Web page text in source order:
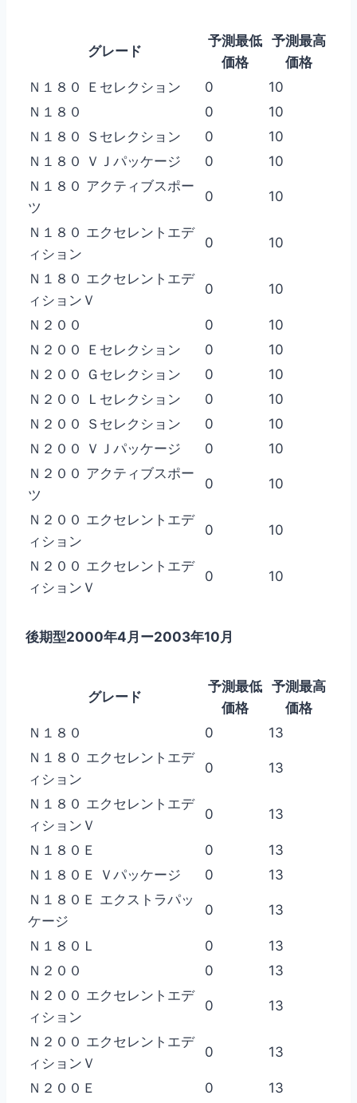
グレード
予測最低
価格
予測最高
価格
Ｎ１８０ Ｅセレクション
0
10
Ｎ１８０
0
10
Ｎ１８０ Ｓセレクション
0
10
Ｎ１８０ ＶＪパッケージ
0
10
Ｎ１８０ アクティブスポー
ツ
0 10
Ｎ１８０ エクセレントエデ
ィション
0 10
Ｎ１８０ エクセレントエデ
ィションＶ
0 10
Ｎ２００ 0
10
Ｎ２００ Ｅセレクション
0
10
Ｎ２００ Ｇセレクション
0
10
Ｎ２００ Ｌセレクション
0
10
Ｎ２００ Ｓセレクション
0
10
Ｎ２００ ＶＪパッケージ
0
10
Ｎ２００ アクティブスポー
ツ
0 10
Ｎ２００ エクセレントエデ
ィション
0 10
Ｎ２００ エクセレントエデ
ィションＶ
0 10
後期型2000年4月ー2003年10月
グレード
予測最低
価格
予測最高
価格
Ｎ１８０
0
13
Ｎ１８０ エクセレントエデ
ィション
0 13
Ｎ１８０ エクセレントエデ
ィションＶ
0 13
Ｎ１８０Ｅ 0
13
Ｎ１８０Ｅ Ｖパッケージ
0
13
Ｎ１８０Ｅ エクストラパッ
ケージ
0 13
Ｎ１８０Ｌ 0
13
Ｎ２００
0
13
Ｎ２００ エクセレントエデ
ィション
0 13
Ｎ２００ エクセレントエデ
ィションＶ
0 13
Ｎ２００Ｅ 0
13